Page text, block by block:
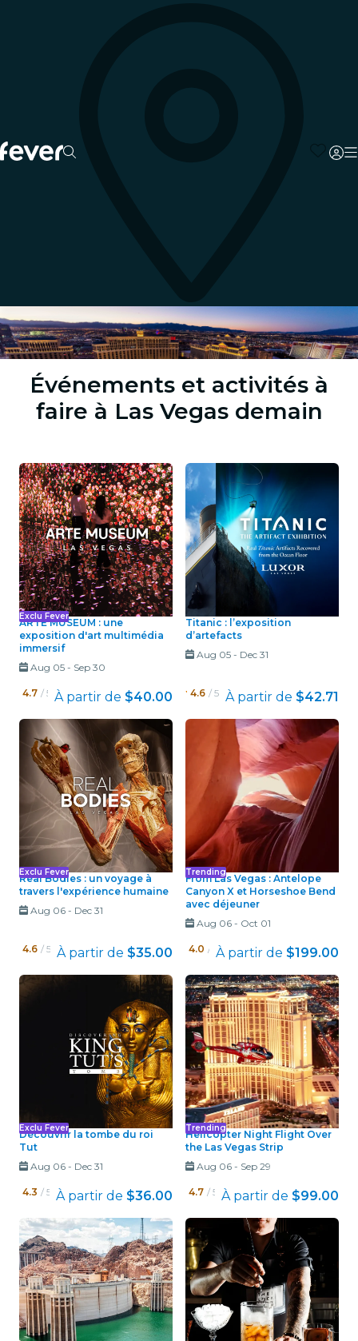
Événements et activités à
faire à Las Vegas demain
Exclu Fever
ARTE MUSEUM : une
exposition d'art multimédia
immersif
Aug 05- Sep 30
4.7 / 5 À partir de $40.00
Titanic : l’exposition
d’artefacts
Aug 05- Dec 31
4.6 / 5 À partir de $42.71
Exclu Fever
Real Bodies : un voyage à
travers l'expérience humaine
Aug 06- Dec 31
4.6 / 5 À partir de $35.00
Trending
From Las Vegas : Antelope
Canyon X et Horseshoe Bend
avec déjeuner
Aug 06- Oct 01
4.0 / 5 À partir de $199.00
Exclu Fever
Découvrir la tombe du roi
Tut
Aug 06- Dec 31
4.3 / 5 À partir de $36.00
Trending
Helicopter Night Flight Over
the Las Vegas Strip
Aug 06- Sep 29
4.7 / 5 À partir de $99.00